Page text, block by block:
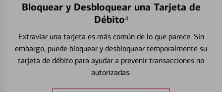
Bloquear y Desbloquear una Tarjeta de
Débito⁴
Extraviar una tarjeta es más común de lo que parece. Sin
embargo, puede bloquear y desbloquear temporalmente su
tarjeta de débito para ayudar a prevenir transacciones no
autorizadas.